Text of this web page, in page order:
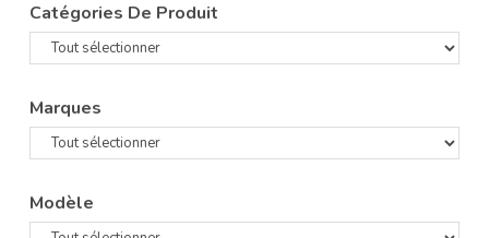
Catégories De Produit
Marques
Modèle